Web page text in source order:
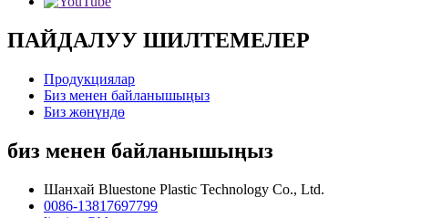
ПАЙДАЛУУ ШИЛТЕМЕЛЕР
Продукциялар
Биз менен байланышыңыз
Биз жөнүндө
биз менен байланышыңыз
Шанхай Bluestone Plastic Technology Co., Ltd.
0086-13817697799